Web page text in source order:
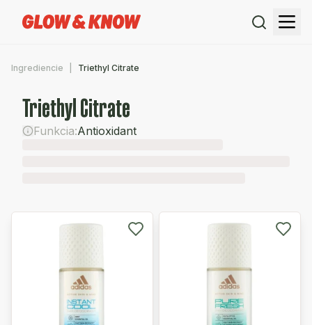
Ingrediencie Triethyl Citrate
Triethyl Citrate
Funkcia:Antioxidant